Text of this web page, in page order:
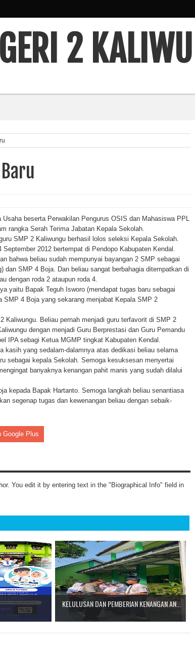
2
beserta Perwakilan Pengurus OSIS dan Mahasiswa PPL
rangka Serah Terima Jabatan Kepala Sekolah.
SMP 2 Kaliwungu berhasil lolos seleksi Kepala Sekolah.
2012 bertempat di Pendopo Kabupaten Kendal.
bahwa beliau sudah mempunyai bayangan 2 SMP sebagai
SMP 4 Boja. Dan beliau sangat berbahagia ditempatkan di
dengan roda 2 ataupun roda 4.
yaitu Bapak Teguh Isworo (mendapat tugas baru sebagai
4 Boja yang sekarang menjabat Kepala SMP 2
Kaliwungu. Beliau pernah menjadi guru terfavorit di SMP 2
dengan menjadi Guru Berprestasi dan Guru Pemandu
IPA sebagi Ketua MGMP tingkat Kabupaten Kendal.
kasih yang sedalam-dalamnya atas dedikasi beliau selama
sebagai kepala Sekolah. Semoga kesuksesan menyertai
banyaknya kenangan pahit manis yang sudah dilalui
kepada Bapak Hartanto. Semoga langkah beliau senantiasa
segenap tugas dan kewenangan beliau dengan sebaik-
Google Plus
You edit it by entering text in the "Biographical Info" field in
KELULUSAN DAN PEMBERIAN KENANGAN AN...